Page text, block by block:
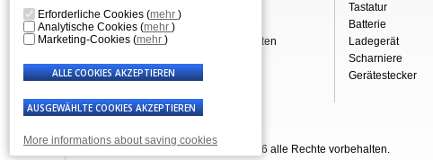
Reklamation & Widerrufsrecht
Geschäftsbedingungen
Verarbeitung personenbezogener Daten
Tastatur
Batterie
Ladegerät
Scharniere
Gerätestecker
© Laptop-Components.de 2007 - 2026 alle Rechte vorbehalten.
Erforderliche Cookies (mehr )
Analytische Cookies (mehr )
Marketing-Cookies (mehr )
More informations about saving cookies